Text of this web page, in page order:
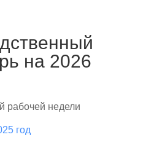
на 2026
рабочей недели
год